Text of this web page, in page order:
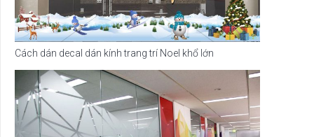
Cách dán decal dán kính trang trí Noel khổ lớn